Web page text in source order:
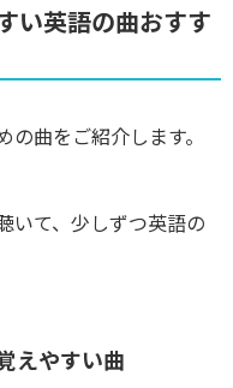
い英語の曲おすす
曲をご紹介します。
いて、少しずつ英語の
えやすい曲